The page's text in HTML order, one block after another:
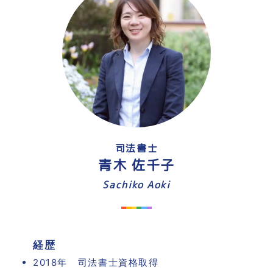
相続アドバイザー
終活カウンセラー
私は、過去にゲイカップルとの友情結婚をした際、
LGBTフレンドリーと記載のある弁護士事務所に相
談に行くも、実際には理解も経験もなく、弁護士に
「はじめてのことでよくわからない」と言われてし
マイノリティである私たちが専門家に相談すること
の大変さを感じました。
その後、養子縁組をしたパートナーと二人で子ども
を作り現在は、一児の母となりました。 レズビアン
でも同性婚の認められていないこの国では、まだま
だ不安なことがたくさんあります。
司法書士
青木 佐千子
Sachiko Aoki
経歴
2018年 司法書士資格取得